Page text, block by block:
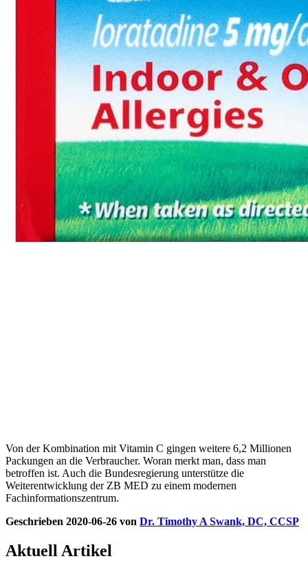
Von der Kombination mit Vitamin C gingen weitere 6,2 Millionen
Packungen an die Verbraucher. Woran merkt man, dass man
betroffen ist. Auch die Bundesregierung unterstütze die
Weiterentwicklung der ZB MED zu einem modernen
Fachinformationszentrum.
Geschrieben 2020-06-26 von Dr. Timothy A Swank, DC, CCSP
Aktuell Artikel